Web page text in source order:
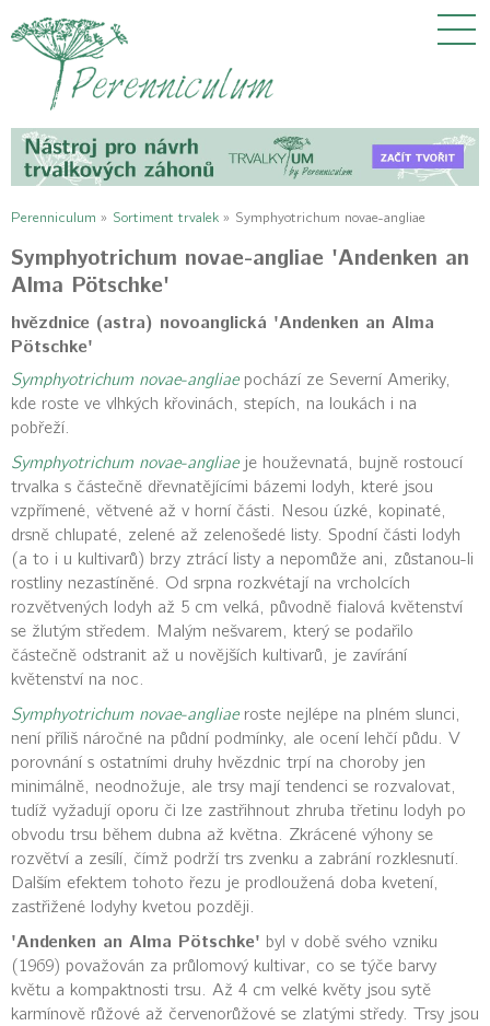
Perenniculum » Sortiment trvalek » Symphyotrichum novae-angliae
Symphyotrichum novae-angliae 'Andenken an
Alma Pötschke'
hvězdnice (astra) novoanglická 'Andenken an Alma
Pötschke'
Symphyotrichum novae-angliaepochází ze Severní Ameriky,
kde roste ve vlhkých křovinách, stepích, na loukách i na
pobřeží.
Symphyotrichum novae-angliaeje houževnatá, bujně rostoucí
trvalka s částečně dřevnatějícími bázemi lodyh, které jsou
vzpřímené, větvené až v horní části. Nesou úzké, kopinaté,
drsně chlupaté, zelené až zelenošedé listy. Spodní části lodyh
(a to i u kultivarů) brzy ztrácí listy a nepomůže ani, zůstanou-li
rostliny nezastíněné. Od srpna rozkvétají na vrcholcích
rozvětvených lodyh až 5 cm velká, původně fialová květenství
se žlutým středem. Malým nešvarem, který se podařilo
částečně odstranit až u novějších kultivarů, je zavírání
květenství na noc.
Symphyotrichum novae-angliaeroste nejlépe na plném slunci,
není příliš náročné na půdní podmínky, ale ocení lehčí půdu. V
porovnání s ostatními druhy hvězdnic trpí na choroby jen
minimálně, neodnožuje, ale trsy mají tendenci se rozvalovat,
tudíž vyžadují oporu či lze zastřihnout zhruba třetinu lodyh po
obvodu trsu během dubna až května. Zkrácené výhony se
rozvětví a zesílí, čímž podrží trs zvenku a zabrání rozklesnutí.
Dalším efektem tohoto řezu je prodloužená doba kvetení,
zastřižené lodyhy kvetou později.
'Andenken an Alma Pötschke' byl v době svého vzniku
(1969) považován za průlomový kultivar, co se týče barvy
květu a kompaktnosti trsu. Až 4 cm velké květy jsou sytě
karmínově růžové až červenorůžové se zlatými středy. Trsy jsou